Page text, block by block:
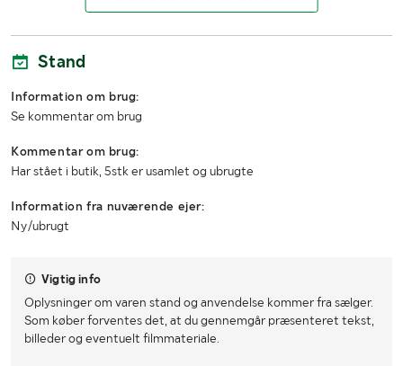
Stand
Information om brug:
Se kommentar om brug
Kommentar om brug:
Har stået i butik, 5stk er usamlet og ubrugte
Information fra nuværende ejer:
Ny/ubrugt
Vigtig info
Oplysninger om varen stand og anvendelse kommer fra sælger.
Som køber forventes det, at du gennemgår præsenteret tekst,
billeder og eventuelt filmmateriale.